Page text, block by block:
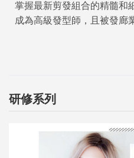
掌握最新剪發組合的精髓和
成為高級發型師，且被發廊
研修系列